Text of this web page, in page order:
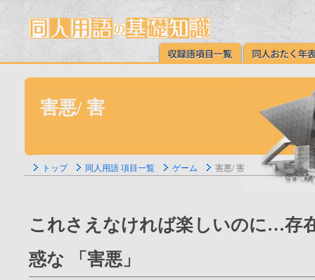
害悪/ 害
トップ 同人用語 項目一覧 ゲーム 害悪/ 害
これさえなければ楽しいのに…存
惑な 「害悪」